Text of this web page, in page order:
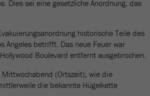
Dies sei eine gesetzliche Anordnung, das
historische Teile des
Angeles betrifft. Das neue Feuer war
Boulevard entfernt ausgebrochen.
Mittwochabend (Ortszeit), wie die
die bekannte Hügelkette